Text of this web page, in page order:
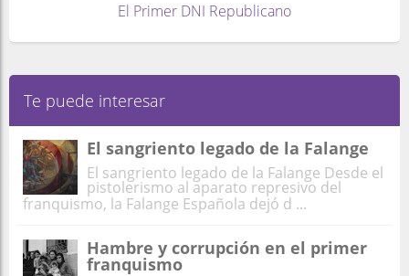
El Primer DNI Republicano
Te puede interesar
El sangriento legado de la Falange
El sangriento legado de la Falange Desde el
pistolerismo al aparato represivo del
franquismo, la Falange Española dejó d ...
Hambre y corrupción en el primer
franquismo